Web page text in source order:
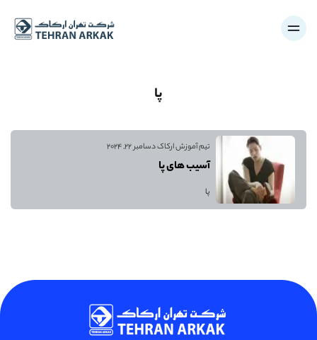
پا
تیم آموزش ارکاکدسامبر 22, 2024
آسیب های پا
پا